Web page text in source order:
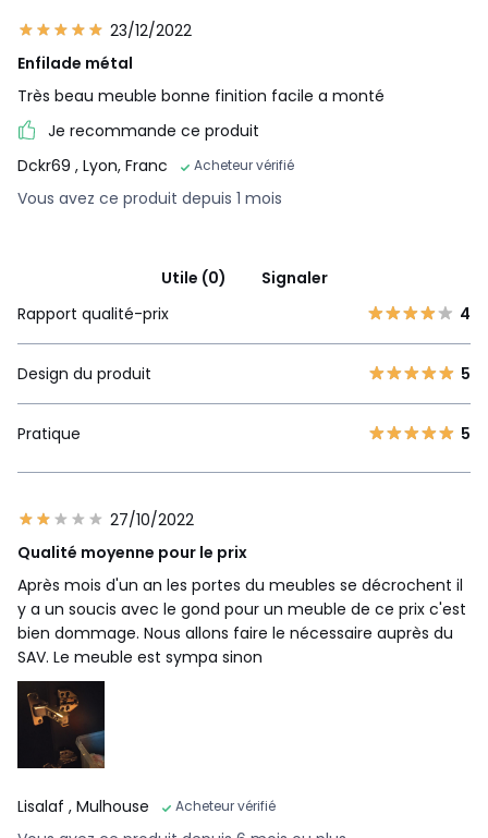
23/12/2022
Enfilade métal
Très beau meuble bonne finition facile a monté
Je recommande ce produit
Dckr69 , Lyon, Franc Acheteur vérifié
Vous avez ce produit depuis 1 mois
Utile (0)
Signaler
Rapport qualité-prix
4
Design du produit 5
Pratique 5
27/10/2022
Qualité moyenne pour le prix
Après mois d'un an les portes du meubles se décrochent il
y a un soucis avec le gond pour un meuble de ce prix c'est
bien dommage. Nous allons faire le nécessaire auprès du
SAV. Le meuble est sympa sinon
Lisalaf , Mulhouse Acheteur vérifié